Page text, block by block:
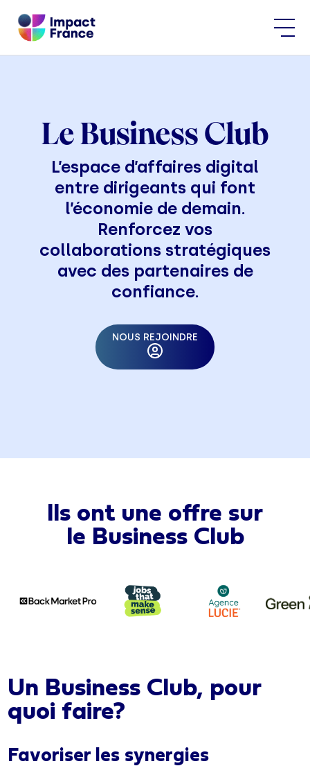
Le Business Club
L’espace d’affaires digital
entre dirigeants qui font
l’économie de demain.
Renforcez vos
collaborations stratégiques
avec des partenaires de
confiance.
NOUS REJOINDRE
Ils ont une offre sur
le Business Club
Un Business Club, pour
quoi faire?
Favoriser les synergies